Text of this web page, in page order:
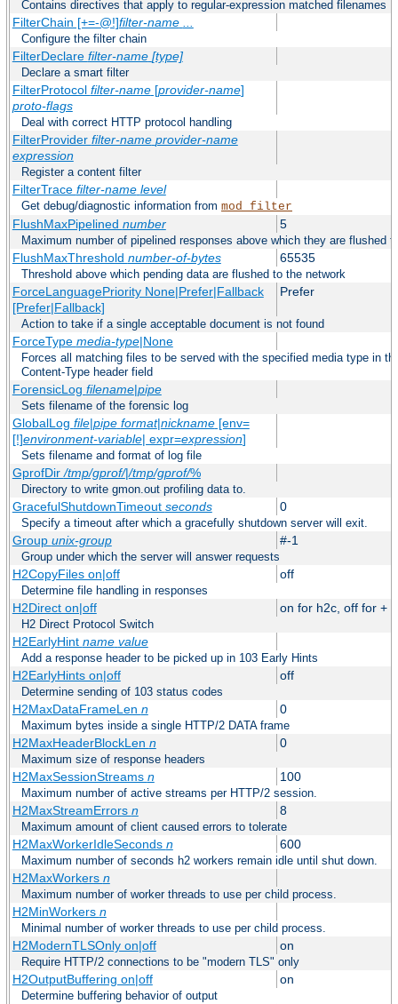
Contains directives that apply to regular-expression matched filenames
FilterChain [+=-@!]filter-name
Configure the filter chain
FilterDeclare filter-name [type]
Declare a smart filter
FilterProtocol filter-name[provider-name]
proto-flags
Deal with correct HTTP protocol handling
FilterProvider filter-name provider-name
expression
Register a content filter
FilterTrace filter-name level
Get debug/diagnostic information from mod_filter
FlushMaxPipelined number 5
Maximum number of pipelined responses above which they are flushed
FlushMaxThreshold number-of-bytes 65535
Threshold above which pending data are flushed to the network
ForceLanguagePriority None|Prefer|Fallback
[Prefer|Fallback]
Prefer
Action to take if a single acceptable document is not found
ForceType media-type|None
Forces all matching files to be served with the specified media type in
Content-Type header field
ForensicLog filename|pipe
Sets filename of the forensic log
GlobalLog file|pipe format|nickname[env=
[!]environment-variable| expr=expression]
Sets filename and format of log file
GprofDir/tmp/gprof/|/tmp/gprof/%
Directory to write gmon.out profiling data to.
GracefulShutdownTimeout seconds 0
Specify a timeout after which a gracefully shutdown server will exit.
Group unix-group #-1
Group under which the server will answer requests
H2CopyFiles on|off off
Determine file handling in responses
H2Direct on|off on for h2c, off for +
H2 Direct Protocol Switch
H2EarlyHint name value
Add a response header to be picked up in 103 Early Hints
H2EarlyHints on|off off
Determine sending of 103 status codes
H2MaxDataFrameLen n 0
Maximum bytes inside a single HTTP/2 DATA frame
H2MaxHeaderBlockLen n 0
Maximum size of response headers
H2MaxSessionStreams n 100
Maximum number of active streams per HTTP/2 session.
H2MaxStreamErrors n 8
Maximum amount of client caused errors to tolerate
H2MaxWorkerIdleSeconds n 600
Maximum number of seconds h2 workers remain idle until shut down.
H2MaxWorkers n
Maximum number of worker threads to use per child process.
H2MinWorkers n
Minimal number of worker threads to use per child process.
H2ModernTLSOnly on|off on
Require HTTP/2 connections to be "modern TLS" only
H2OutputBuffering on|off on
Determine buffering behavior of output